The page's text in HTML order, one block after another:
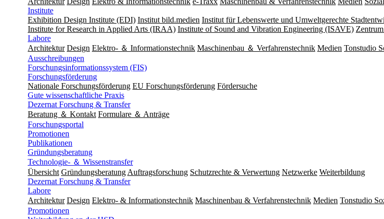
Institute
Exhibition Design Institute (EDI) Institut bild.medien Institut für Lebenswerte und Umweltgerechte
Institute for Research in Applied Arts (IRAA) Institute of Sound and Vibration Engineering (ISAVE)
Labore
Architektur Design Elektro- ＆ Informationstechnik Maschinenbau ＆ Verfahrenstechnik Medien Tonstudio
Ausschreibungen
Forschungsinformationssystem (FIS)
Forschungsförderung
Nationale Forschungsförderung EU Forschungsförderung Fördersuche
Gute wissenschaftliche Praxis
Dezernat Forschung & Transfer
Beratung ＆ Kontakt Formulare ＆ Anträge
Forschungsportal
Promotionen
Publikationen
Gründungsberatung
Technologie- ＆ Wissenstransfer
Übersicht Gründungsberatung Auftragsforschung Schutzrechte & Verwertung Netzwerke Weiterbildung
Dezernat Forschung & Transfer
Labore
Architektur Design Elektro- & Informationstechnik Maschinenbau & Verfahrenstechnik Medien Tonstudio
Promotionen